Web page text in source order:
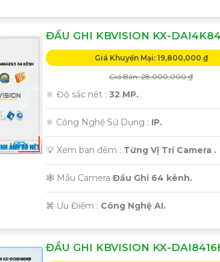
ĐẦU GHI KBVISION KX-
Giá Khuyến Mại: 19,800,000 ₫
Giá Bán: 28,000,000 ₫
🔆 Độ sắc nét : 32 MP.
⚛️ Công Nghệ Sử Dụng : IP.
💡 Xem ban đêm : Từng Vị Trí Camera .
🕸️ Mẫu Camera Đầu Ghi 64 kênh.
️⌘ Ưu Điểm : Công Nghệ AI.
ĐẦU GHI KBVISION KX-